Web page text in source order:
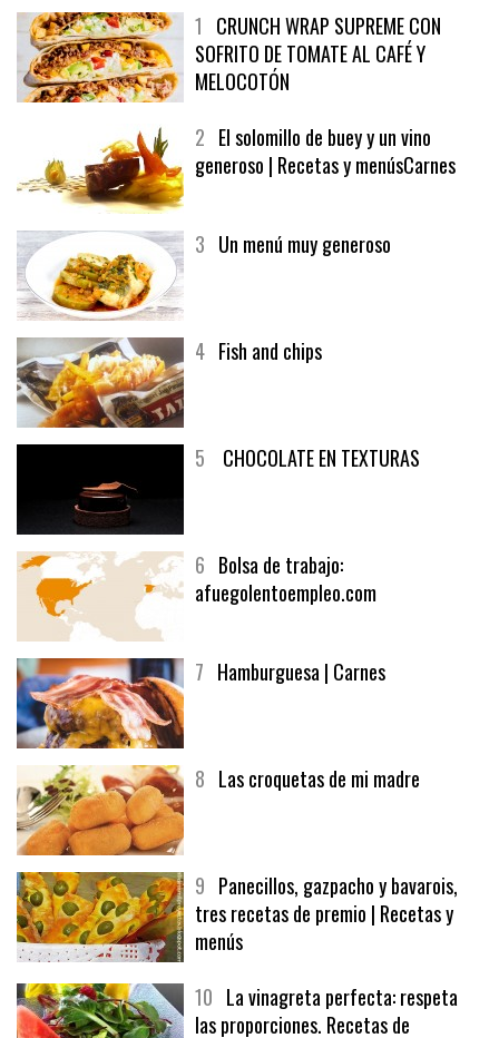
1CRUNCH WRAP SUPREME CON
SOFRITO DE TOMATE AL CAFÉ Y
MELOCOTÓN
2El solomillo de buey y un vino
6Bolsa de trabajo:
9Panecillos, gazpacho y bavarois,
tres recetas de premio | Recetas y
menús